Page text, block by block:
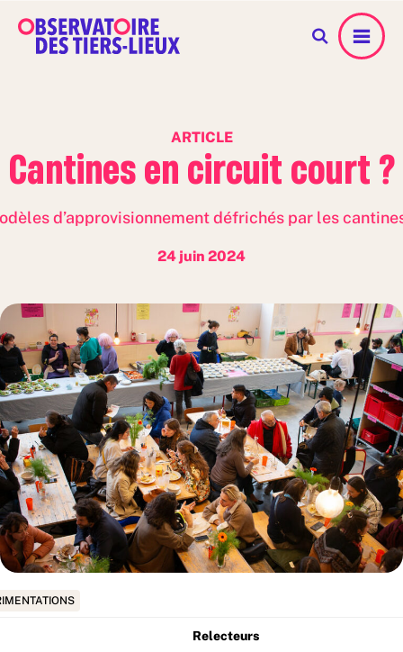
Menu
ARTICLE
Cantines en circuit court ?
d’approvisionnement défrichés par les
24 juin 2024
Relecteurs